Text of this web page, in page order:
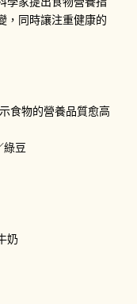
，同時讓注重健康的
食物的營養品質愈高
綠豆
奶